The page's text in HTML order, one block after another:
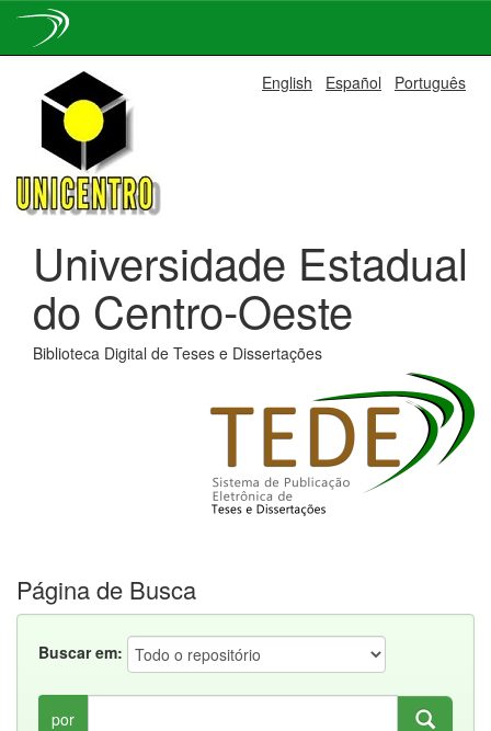
navigation
English Español Português
Universidade Estadual
do Centro-Oeste
Biblioteca Digital de Teses e Dissertações
Página de Busca
Buscar em:
por